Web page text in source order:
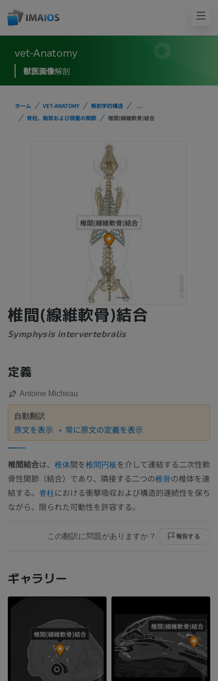
vet-Anatomy
獣医画像解剖
ホーム VET-ANATOMY 解剖学的構造
...
脊柱、胸郭および頭蓋の関節
椎間(線維軟骨)結合
椎間(線維軟骨)結合
Symphysis intervertebralis
定義
Antoine Micheau
自動翻訳
原文を表示 常に原文の定義を表示
椎間結合は、 椎体間を椎間円板を介して連結する二次性軟
骨性関節（結合）であり、隣接する二つの椎骨の椎体を連
結する。 脊柱における衝撃吸収および構造的連続性を保ち
ながら、限られた可動性を許容する。
この翻訳に問題がありますか？ 報告する
ギャラリー